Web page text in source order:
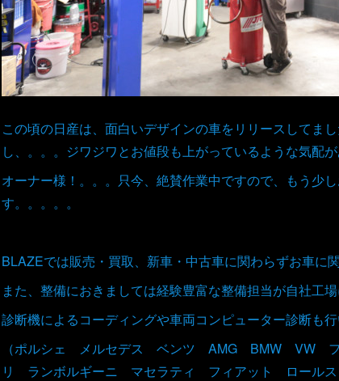
この頃の日産は、面白いデザインの車をリリースしてま
し、。。。ジワジワとお値段も上がっているような気配が
オーナー様！。。。只今、絶賛作業中ですので、もう少
す。。。。。
BLAZEでは販売・買取、新車・中古車に関わらずお車に
また、整備におきましては経験豊富な整備担当が自社工
診断機によるコーディングや車両コンピューター診断も行
（ポルシェ メルセデス ベンツ AMG BMW VW
リ ランボルギーニ マセラティ フィアット ロー